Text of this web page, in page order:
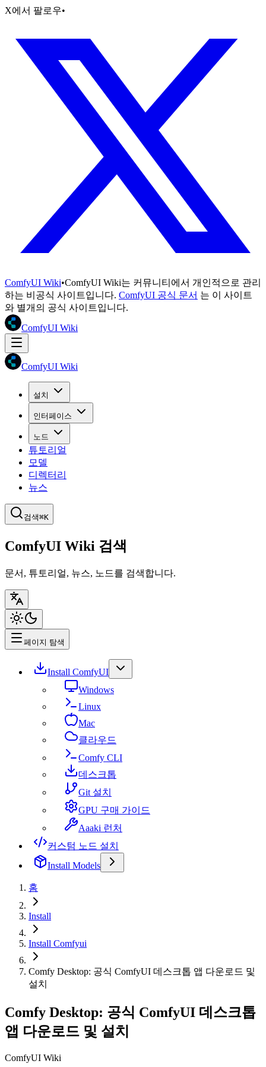
X에서 팔로우•
ComfyUI Wiki•ComfyUI Wiki는 커뮤니티에서 개인적으로 관리
하는 비공식 사이트입니다. ComfyUI 공식 문서 는 이 사이트
와 별개의 공식 사이트입니다.
ComfyUI Wiki
ComfyUI Wiki
설치
인터페이스
노드
튜토리얼
모델
디렉터리
뉴스
검색⌘K
ComfyUI Wiki 검색
문서, 튜토리얼, 뉴스, 노드를 검색합니다.
페이지 탐색
Install ComfyUI
Windows
Linux
Mac
클라우드
Comfy CLI
데스크톱
Git 설치
GPU 구매 가이드
Aaaki 런처
커스텀 노드 설치
Install Models
홈
Install
Install Comfyui
Comfy Desktop: 공식 ComfyUI 데스크톱 앱 다운로드 및
설치
Comfy Desktop: 공식 ComfyUI 데스크톱
앱 다운로드 및 설치
ComfyUI Wiki